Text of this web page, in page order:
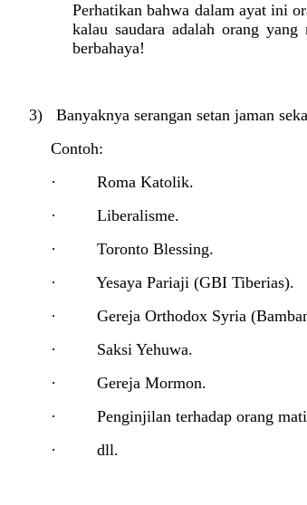
Perhatikan bahwa dalam ayat ini
kalau saudara adalah orang
berbahaya!
3) Banyaknya serangan setan jaman
Contoh:
·
Roma Katolik.
·
Liberalisme.
·
Toronto Blessing.
·
Yesaya Pariaji (GBI Tiberias).
·
Gereja Orthodox Syria
·
Saksi Yehuwa.
·
Gereja Mormon.
·
Penginjilan terhadap orang
·
dll.